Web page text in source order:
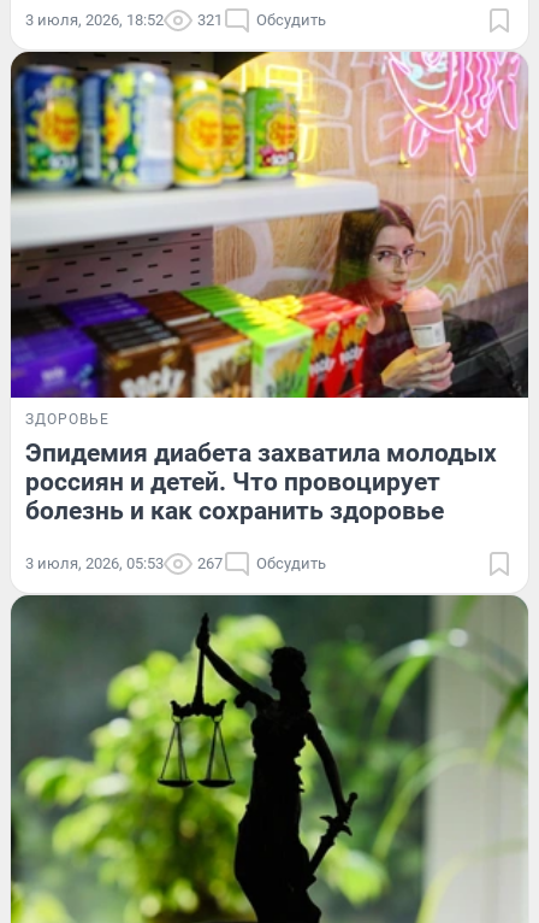
3 июля, 2026, 18:52 321 Обсудить
ЗДОРОВЬЕ
Эпидемия диабета захватила молодых
россиян и детей. Что провоцирует
болезнь и как сохранить здоровье
3 июля, 2026, 05:53 267 Обсудить